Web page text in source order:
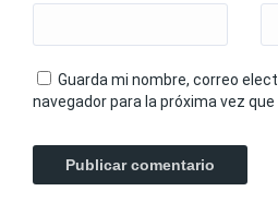
Guarda mi nombre, correo
navegador para la próxima vez que